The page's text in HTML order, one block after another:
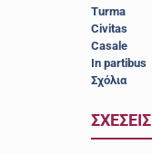
Turma
Civitas
Casale
In partibus
Σχόλια
ΣΧΕΣΕΙΣ